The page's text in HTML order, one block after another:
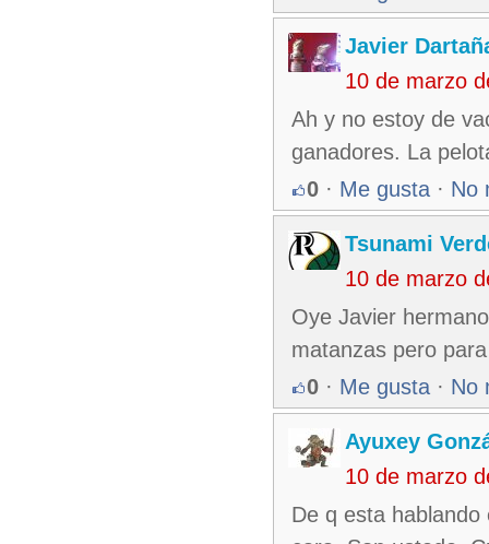
Javier
10 de marzo
Ah y no estoy de
ganadores. La
0 · Me gusta · No
Tsunami
10 de marzo
Oye Javier
matanzas pero
0 · Me gusta · No
Ayuxey
10 de marzo
De q esta